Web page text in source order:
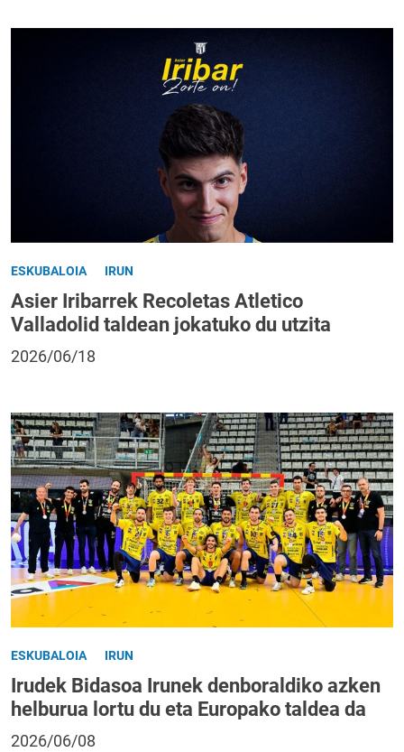
ESKUBALOIA IRUN
Asier Iribarrek Recoletas Atletico
Valladolid taldean jokatuko du utzita
2026/06/18
ESKUBALOIA IRUN
Irudek Bidasoa Irunek denboraldiko azken
helburua lortu du eta Europako taldea da
2026/06/08